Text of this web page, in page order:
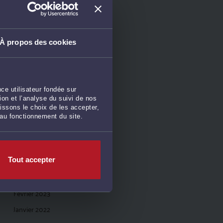
À propos des cookies
utilisateur fondée sur
et l’analyse du suivi de nos
le choix de les accepter,
fonctionnement du site.
Tout accepter
Février 2026
Juillet 2025
Avril 2024
Janvier 2024
Novembre 2023
Mai 2023
Avril 2023
Février 2023
Janvier 2022